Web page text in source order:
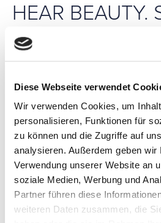
Diese Webseite verwendet
Wir verwenden Cookies, um
personalisieren, Funktionen für
zu können und die Zugriffe auf
analysieren. Außerdem geben
Verwendung unserer Website an
soziale Medien, Werbung und
Partner führen diese
weiteren Daten zusammen, die
HEAR BEAUTY.
BEAUTY. HIDE
EVERYTHING
MÖBEL VON
DREI H zeigt auf der FINEST
Möbel von Clic.
„Hören Sie, was und wie Sie wollen.
Sie sehen wollen.“: So lautet die Idee
funktionalen Hifi-Möbelserie. Eine
aus Hifi und edlem dänischem